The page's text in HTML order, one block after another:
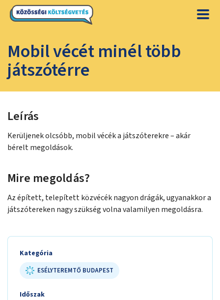
Mobil vécét minél több
játszótérre
Leírás
Kerüljenek olcsóbb, mobil vécék a játszóterekre – akár
bérelt megoldások.
Mire megoldás?
Az épített, telepített közvécék nagyon drágák, ugyanakkor a
játszótereken nagy szükség volna valamilyen megoldásra.
Kategória
ESÉLYTEREMTŐ BUDAPEST
Időszak